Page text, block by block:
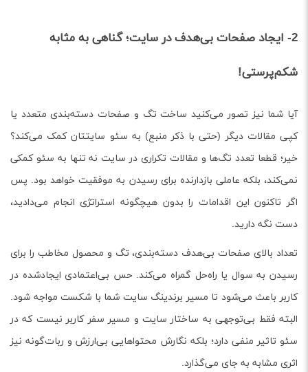
2- ایجاد صفحات بی‌هدف در سایت؛ گناهی به مثابه
شکم‌پرستی!
آیا شما نیز تصور می‌کنید ساخت تگ و صفحات دسته‌بندی متعدد یا
کپی مقالات دیگر (حتی با ذکر منبع) به سئو سایتتان کمک می‌کند؟
خیر؛ قطعا تعدد تگ‌ها و مقالات تکراری در سایت نه تنها به سئو کمکی
نمی‌کند، بلکه عاملی بازدارنده برای رسیدن به موفقیت خواهد بود. پس
اگر تاکنون این اقدامات را بدون هیچگونه استراتژی انجام می‌دادید،
دست نگه دارید.
تعداد بالای صفحات بی‌هدف دسته‌بندی، تگ و محصول مخاطب را برای
رسیدن به سوال یا راه‌حل گمراه می‌کند. حس بی‌اعتمادی ایجاد‌شده در
کاربر باعث می‌شود تا مسیر برندینگ سایت شما با شکست مواجه شود.
البته فقط بی‌توجهی به ساختار سایت و مسیر سفر کاربر نیست که در
سئو تاثیر منفی دارد؛ بلکه نگارش محتواهایی بی‌ارزش و ربات‌گونه نیز
اثری مشابه به جای می‌گذارد.